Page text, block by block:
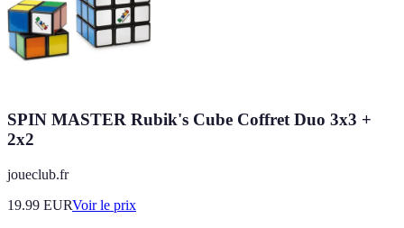
SPIN MASTER Rubik's Cube Coffret Duo 3x3 +
2x2
joueclub.fr
19.99 EURVoir le prix